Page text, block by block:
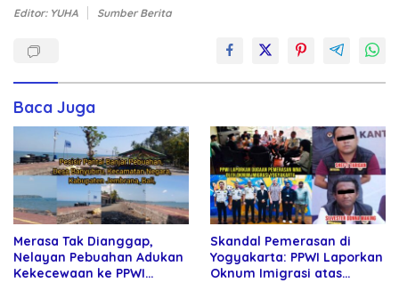
Editor: YUHA Sumber Berita
Baca Juga
Merasa Tak Dianggap,
Nelayan Pebuahan Adukan
Kekecewaan ke PPWI
Skandal Pemerasan di
Yogyakarta: PPWI Laporkan
Oknum Imigrasi atas